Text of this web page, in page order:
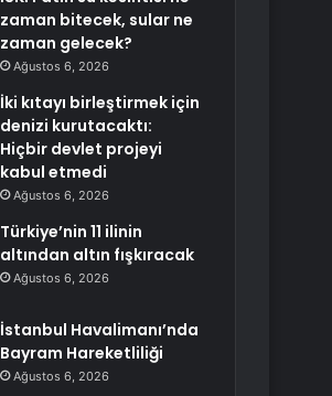
zaman bitecek, sular ne
zaman gelecek?
Ağustos 6, 2026
İki kıtayı birleştirmek için
denizi kurutacaktı:
Hiçbir devlet projeyi
kabul etmedi
Ağustos 6, 2026
Türkiye’nin 11 ilinin
altından altın fışkıracak
Ağustos 6, 2026
İstanbul Havalimanı’nda
Bayram Hareketliliği
Ağustos 6, 2026